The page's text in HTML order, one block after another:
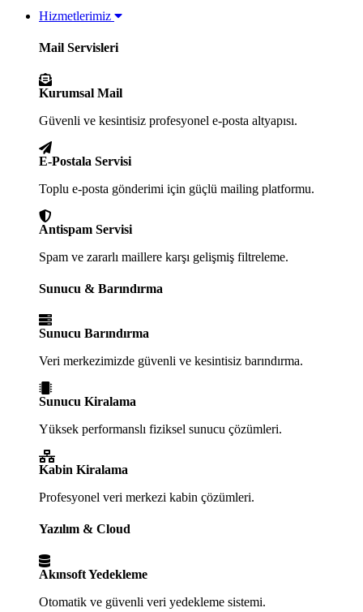
Hizmetlerimiz
Mail Servisleri
Kurumsal Mail
Güvenli ve kesintisiz profesyonel e-posta altyapısı.
E-Postala Servisi
Toplu e-posta gönderimi için güçlü mailing platformu.
Antispam Servisi
Spam ve zararlı maillere karşı gelişmiş filtreleme.
Sunucu & Barındırma
Sunucu Barındırma
Veri merkezimizde güvenli ve kesintisiz barındırma.
Sunucu Kiralama
Yüksek performanslı fiziksel sunucu çözümleri.
Kabin Kiralama
Profesyonel veri merkezi kabin çözümleri.
Yazılım & Cloud
Akınsoft Yedekleme
Otomatik ve güvenli veri yedekleme sistemi.